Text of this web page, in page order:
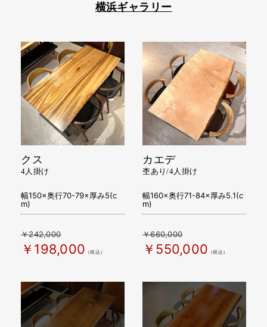
横浜ギャラリー
クス
4人掛け
幅150×奥行70-79×厚み5(c
m)
￥242,000
￥198,000 （税込）
カエデ
杢あり/4人掛け
幅160×奥行71-84×厚み5.1(c
m)
￥660,000
￥550,000 （税込）